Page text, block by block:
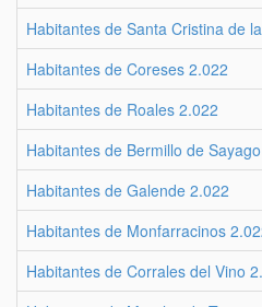
Habitantes de Santa Cristina de
Habitantes de Coreses 2.022
Habitantes de Roales 2.022
Habitantes de Bermillo de
Habitantes de Galende 2.022
Habitantes de Monfarracinos
Habitantes de Corrales del Vino